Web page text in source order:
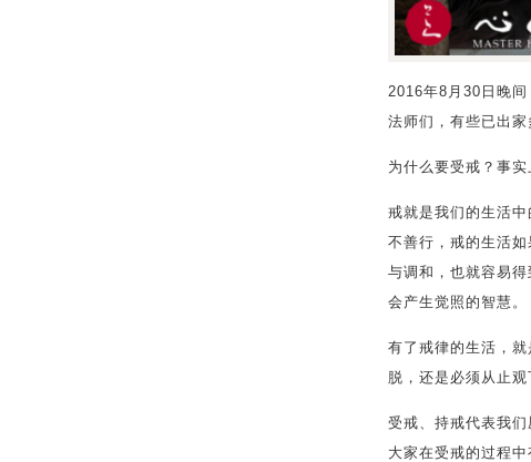
2016年8月30日晚
法师们，有些已出
为什么要受戒？事
戒就是我们的生活
不善行，戒的生活
与调和，也就容易
会产生觉照的智慧。
有了戒律的生活，
脱，还是必须从止
受戒、持戒代表我
大家在受戒的过程